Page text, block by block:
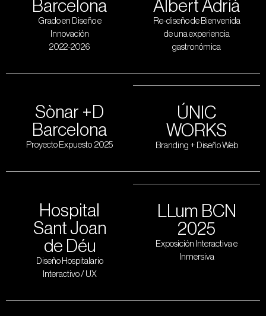
Barcelona
Grado en Diseño e
Innovación
2022-2026
Albert Adrià
Re-diseño de Bienvenida
de una experiencia
gastronómica
Sònar +D
Barcelona
Proyecto Expuesto 2025
ÚNIC
WORKS
Branding + Diseño Web
Hospital
Sant Joan
de Déu
Diseño Hospitalario
Interactivo / UX
LLum BCN
2025
Exposición Interactiva e
Inmersiva